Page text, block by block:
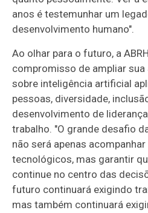
anos é testemunhar um
desenvolvimento humano".
Ao olhar para o futuro, a
compromisso de ampliar
sobre inteligência artificial
pessoas, diversidade,
desenvolvimento de
trabalho. "O grande desafio
não será apenas
tecnológicos, mas garantir
continue no centro das
futuro continuará exigindo
mas também continuará